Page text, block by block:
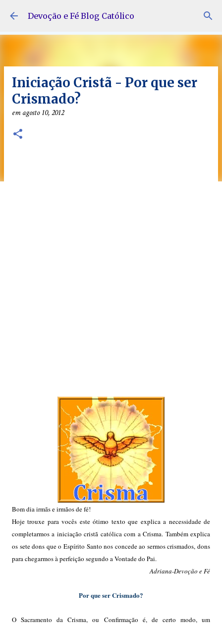
Pular para o conteúdo principal
Devoção e Fé Blog Católico
Iniciação Cristã - Por que ser
Crismado?
emagosto 10, 2012
Bom dia irmãs e irmãos de fé!
Hoje trouxe para vocês este ótimo texto que explica a necessidade de
completarmos a iniciação cristã católica com a Crisma. Também explica
os sete dons que o Espírito Santo nos concede ao sermos crismados, dons
para chegarmos à perfeição segundo a Vontade do Pai.
Adriana-Devoção e Fé
Por que ser Crismado?
O Sacramento da Crisma, ou Confirmação é, de certo modo, um